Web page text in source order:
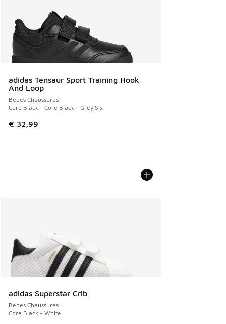
adidas Tensaur Sport Training Hook
And Loop
Bebes Chaussures
Core Black - Core Black - Grey Six
€ 32,99
adidas Superstar Crib
Bebes Chaussures
Core Black - White